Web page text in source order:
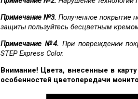
Примечание №3. Полученное покрытие
защиты пользуйтесь бесцветным
Примечание №4. При повреждении
STEP Express Color.
Внимание! Цвета, внесенные в
особенностей цветопередачи